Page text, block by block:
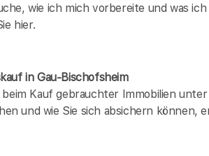
wie ich mich vorbereite und was
hier.
in Gau-Bischofsheim
beim Kauf gebrauchter Immobilien unter
und wie Sie sich absichern können,